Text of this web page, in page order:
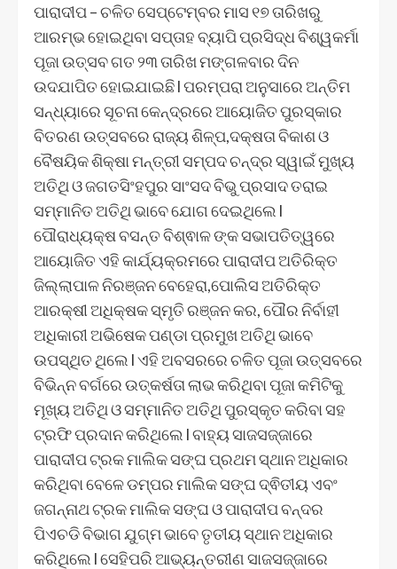
ପାରାଦୀପ – ଚଳିତ ସେପ୍ଟେମ୍ବର ମାସ ୧୭ ତାରିଖରୁ
ଆରମ୍ଭ ହୋଇଥିବା ସପ୍ତାହ ବ୍ୟାପି ପ୍ରସିଦ୍ଧ ବିଶ୍ୱକର୍ମା
ପୂଜା ଉତ୍ସବ ଗତ ୨୩ ତାରିଖ ମଙ୍ଗଳବାର ଦିନ
ଉଦଯାପିତ ହୋଇଯାଇଛି l ପରମ୍ପରା ଅନୁସାରେ ଅନ୍ତିମ
ସନ୍ଧ୍ୟାରେ ସୂଚନା କେନ୍ଦ୍ରରେ ଆୟୋଜିତ ପୁରସ୍କାର
ବିତରଣ ଉତ୍ସବରେ ରାଜ୍ୟ ଶିଳ୍ପ,ଦକ୍ଷତା ବିକାଶ ଓ
ବୈଷୟିକ ଶିକ୍ଷା ମନ୍ତ୍ରୀ ସମ୍ପଦ ଚନ୍ଦ୍ର ସ୍ୱାଇଁ ମୁଖ୍ୟ
ଅତିଥି ଓ ଜଗତସିଂହପୁର ସାଂସଦ ବିଭୁ ପ୍ରସାଦ ତରାଇ
ସମ୍ମାନିତ ଅତିଥି ଭାବେ ଯୋଗ ଦେଇଥିଲେ l
ପୌରାଧ୍ୟକ୍ଷ ବସନ୍ତ ବିଶ୍ଵାଳ ଙ୍କ ସଭାପତିତ୍ୱରେ
ଆୟୋଜିତ ଏହି କାର୍ଯ୍ୟକ୍ରମରେ ପାରାଦୀପ ଅତିରିକ୍ତ
ଜିଲ୍ଲାପାଳ ନିରଞ୍ଜନ ବେହେରା,ପୋଲିସ ଅତିରିକ୍ତ
ଆରକ୍ଷୀ ଅଧିକ୍ଷକ ସ୍ମୃତି ରଞ୍ଜନ କର, ପୌର ନିର୍ବାହୀ
ଅଧିକାରୀ ଅଭିଷେକ ପଣ୍ଡା ପ୍ରମୁଖ ଅତିଥି ଭାବେ
ଉପସ୍ଥିତ ଥିଲେ l ଏହି ଅବସରରେ ଚଳିତ ପୂଜା ଉତ୍ସବରେ
ବିଭିନ୍ନ ବର୍ଗରେ ଉତ୍କର୍ଷତା ଲାଭ କରିଥିବା ପୂଜା କମିଟିକୁ
ମୂଖ୍ୟ ଅତିଥି ଓ ସମ୍ମାନିତ ଅତିଥି ପୁରସ୍କୃତ କରିବା ସହ
ଟ୍ରଫି ପ୍ରଦାନ କରିଥିଲେ l ବାହ୍ୟ ସାଜସଜ୍ଜାରେ
ପାରାଦୀପ ଟ୍ରକ ମାଲିକ ସଙ୍ଘ ପ୍ରଥମ ସ୍ଥାନ ଅଧିକାର
କରିଥିବା ବେଳେ ଡମ୍ପର ମାଲିକ ସଙ୍ଘ ଦ୍ଵିତୀୟ ଏବଂ
ଜଗନ୍ନାଥ ଟ୍ରକ ମାଲିକ ସଙ୍ଘ ଓ ପାରାଦୀପ ବନ୍ଦର
ପିଏଚଡି ବିଭାଗ ଯୁଗ୍ମ ଭାବେ ତୃତୀୟ ସ୍ଥାନ ଅଧିକାର
କରିଥିଲେ l ସେହିପରି ଆଭ୍ୟନ୍ତରୀଣ ସାଜସଜ୍ଜାରେ